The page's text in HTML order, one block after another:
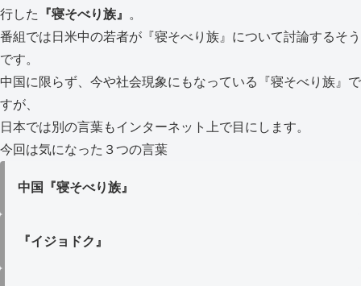
行した
『寝そべり族』
。
番組では日米中の若者が『寝そべり族』について討論するそう
です。
中国に限らず、今や社会現象にもなっている『寝そべり族』で
すが、
日本では別の言葉もインターネット上で目にします。
今回は気になった３つの言葉
中国『寝そべり族』
『イジョドク』